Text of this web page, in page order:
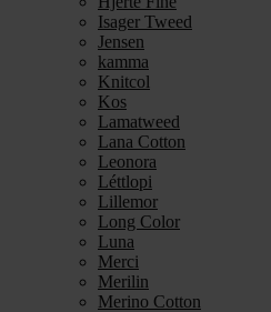
Isager Tweed
Jensen
kamma
Knitcol
Kos
Lamatweed
Lana Cotton
Leonora
Léttlopi
Lillemor
Long Color
Luna
Merci
Merilin
Merino Cotton